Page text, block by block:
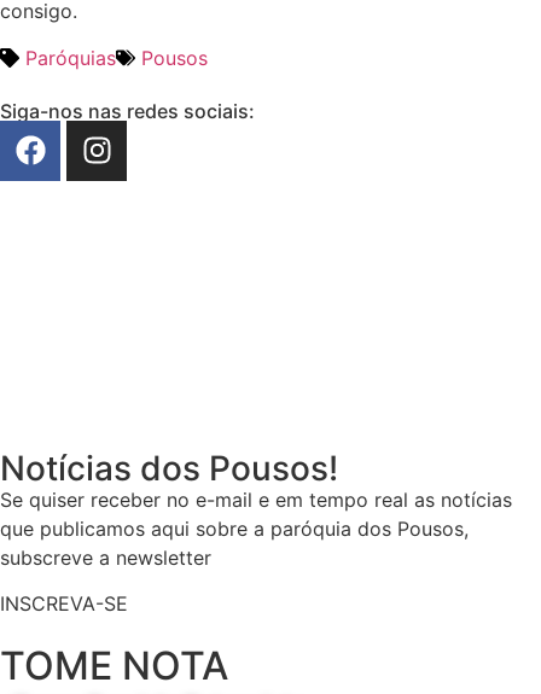
consigo.
Paróquias
Pousos
Siga-nos nas redes sociais:
Notícias dos Pousos!
Se quiser receber no e-mail e em tempo real as notícias
que publicamos aqui sobre a paróquia dos Pousos,
subscreve a newsletter
INSCREVA-SE
TOME NOTA